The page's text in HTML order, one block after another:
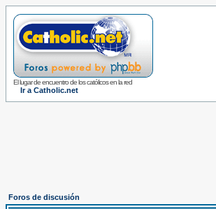
El lugar de encuentro de los católicos en la red
Ir a Catholic.net
Foros de discusión